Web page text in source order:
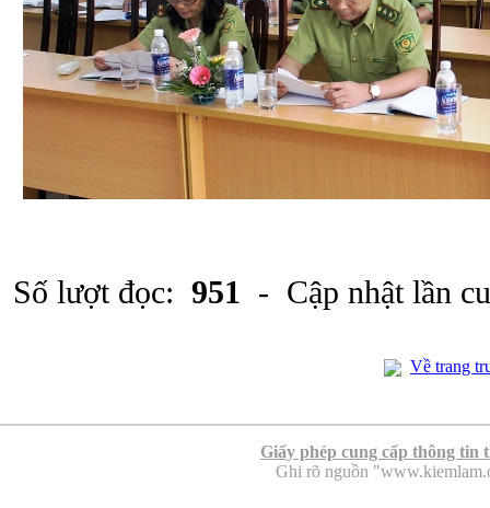
Số lượt đọc: 951 - Cập nhật lần
Về trang
Giấy phép cung cấp thông tin
Ghi rõ nguồn